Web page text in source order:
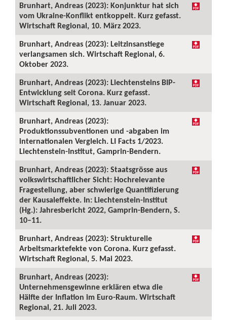
Brunhart, Andreas (2023): Konjunktur hat sich
vom Ukraine-Konflikt entkoppelt. Kurz gefasst.
Wirtschaft Regional, 10. März 2023.
Brunhart, Andreas (2023): Leitzinsanstiege
verlangsamen sich. Wirtschaft Regional, 6.
Oktober 2023.
Brunhart, Andreas (2023): Liechtensteins BIP-
Entwicklung seit Corona. Kurz gefasst.
Wirtschaft Regional, 13. Januar 2023.
Brunhart, Andreas (2023):
Produktionssubventionen und -abgaben im
internationalen Vergleich. LI Facts 1/2023.
Liechtenstein-Institut, Gamprin-Bendern.
Brunhart, Andreas (2023): Staatsgrösse aus
volkswirtschaftlicher Sicht: Hochrelevante
Fragestellung, aber schwierige Quantifizierung
der Kausaleffekte. In: Liechtenstein-Institut
(Hg.): Jahresbericht 2022, Gamprin-Bendern, S.
10–11.
Brunhart, Andreas (2023): Strukturelle
Arbeitsmarktefekte von Corona. Kurz gefasst.
Wirtschaft Regional, 5. Mai 2023.
Brunhart, Andreas (2023):
Unternehmensgewinne erklären etwa die
Hälfte der Inflation im Euro-Raum. Wirtschaft
Regional, 21. Juli 2023.